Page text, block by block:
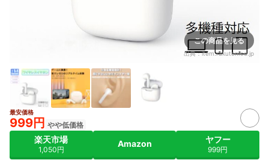
この商品を見る
出典：item.rakuten.co.jp
最安価格
999円 やや低価格
楽天市場
1,050円
Amazon ヤフー
999円